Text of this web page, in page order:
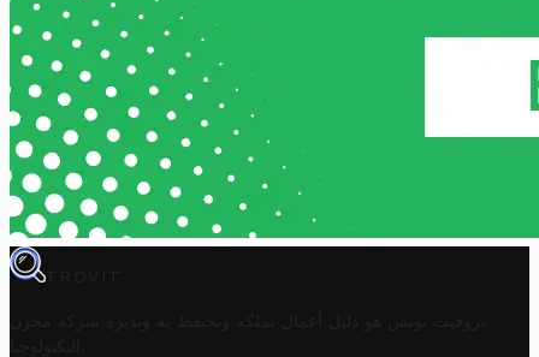
TROVIT
تروفيت تونس هو دليل أعمال تملكه وتحتفظ به وتديره
شركة مخزن
التكنولوجيا